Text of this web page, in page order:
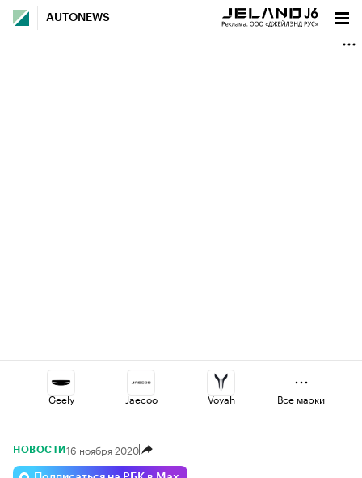
AUTONEWS
Geely Jaecoo Voyah
Changan Volga
Все марки
НОВОСТИ 16 ноября 2020